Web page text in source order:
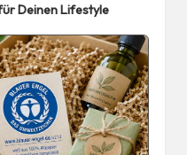
Deinen Lifestyle